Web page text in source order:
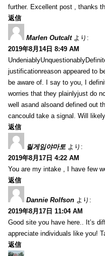
further. Excellent post , thanks
返信
Marlen Outcalt より:
2019年8月14日 8:49 AM
justificationreason appeared to
be aware of. I say to you, I
worries that they plainlyjust do
well asand alsoand defined out
cancould take a signal. Will
返信
릴게임야마토 より:
2019年8月17日 4:22 AM
You are my intake , I have few
返信
Dannie Rolfson より:
2019年8月17日 11:04 AM
Good site you have here.. It’s
appreciate individuals like you!
返信